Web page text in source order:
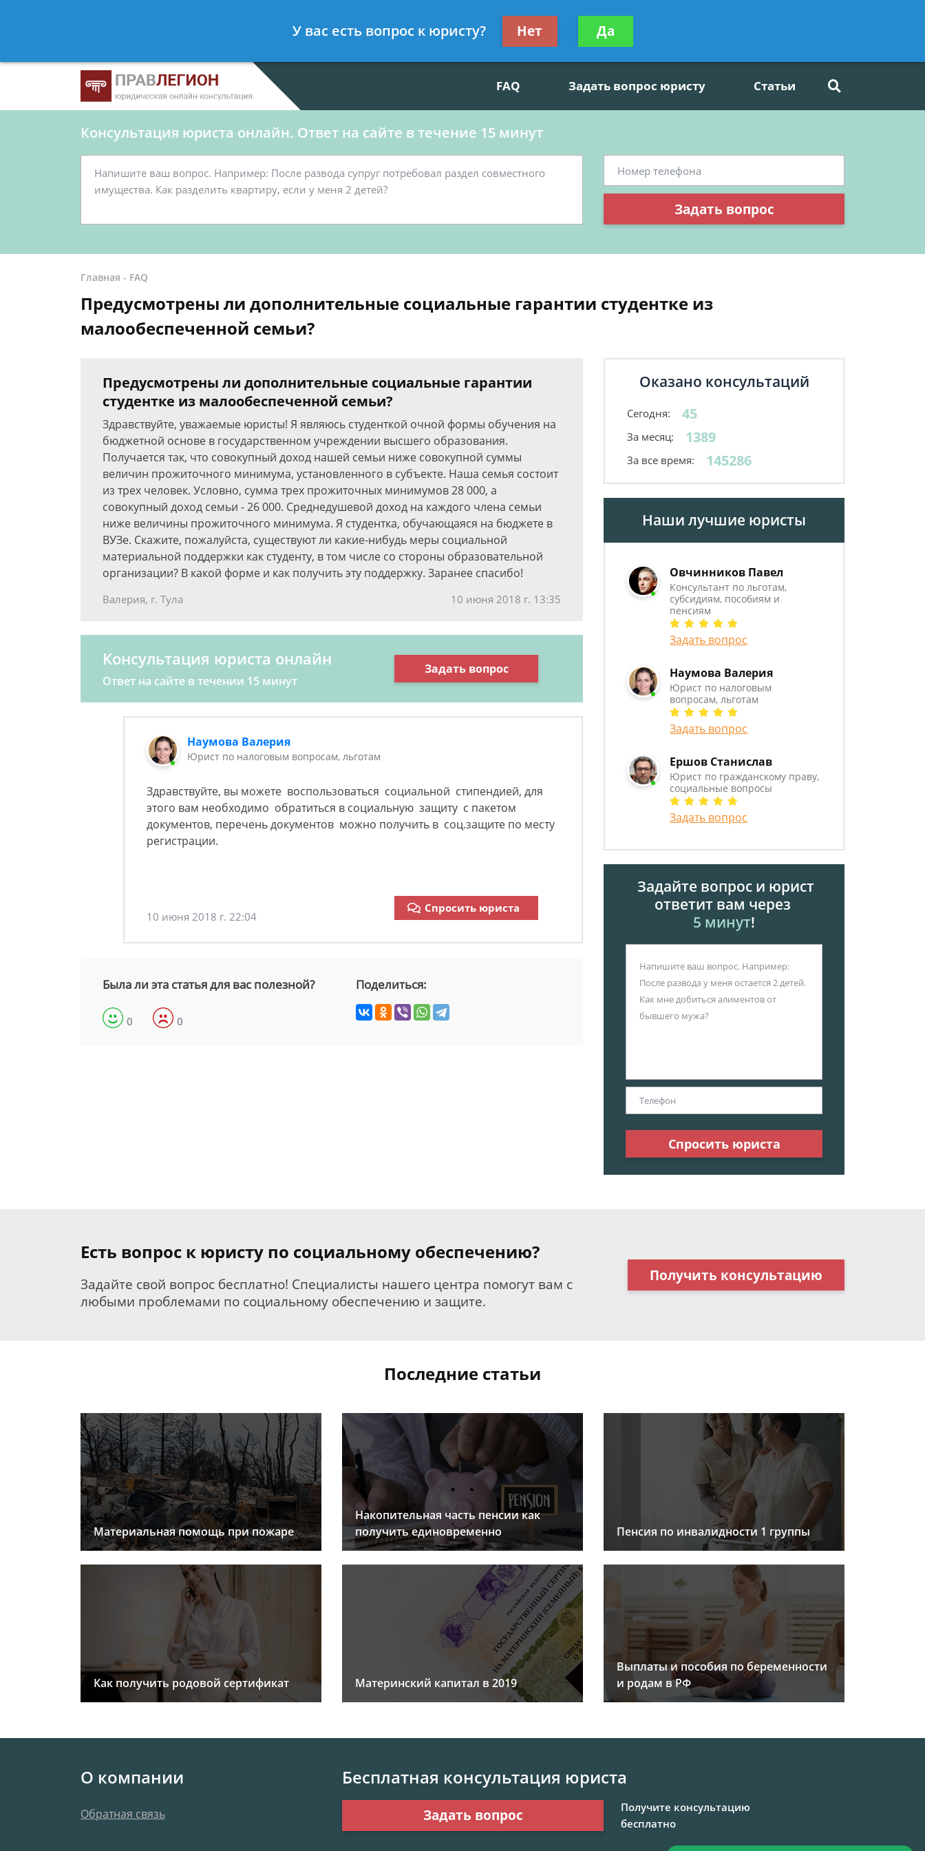
- Юрист по гражданскому праву, социальные вопросы
Получите консультацию
бесплатно
FAQ Задать вопрос юристу Статьи
Консультация юриста онлайн. Ответ на сайте в течение 15 минут
Задать вопрос
Главная - FAQ
Предусмотрены ли дополнительные социальные гарантии студентке из
малообеспеченной семьи?
Предусмотрены ли дополнительные социальные гарантии
студентке из малообеспеченной семьи?
Здравствуйте, уважаемые юристы! Я являюсь студенткой очной формы обучения на
бюджетной основе в государственном учреждении высшего образования.
Получается так, что совокупный доход нашей семьи ниже совокупной суммы
величин прожиточного минимума, установленного в субъекте. Наша семья состоит
из трех человек. Условно, сумма трех прожиточных минимумов 28 000, а
совокупный доход семьи - 26 000. Среднедушевой доход на каждого члена семьи
ниже величины прожиточного минимума. Я студентка, обучающаяся на бюджете в
ВУЗе. Скажите, пожалуйста, существуют ли какие-нибудь меры социальной
материальной поддержки как студенту, в том числе со стороны образовательной
организации? В какой форме и как получить эту поддержку. Заранее спасибо!
Валерия, г. Тула 10 июня 2018 г. 13:35
Консультация юриста онлайн
Ответ на сайте в течении 15 минут
Задать вопрос
Наумова Валерия
Юрист по налоговым вопросам, льготам
Здравствуйте, вы можете воспользоваться социальной стипендией, для
этого вам необходимо обратиться в социальную защиту с пакетом
документов, перечень документов можно получить в соц.защите по месту
регистрации.
10 июня 2018 г. 22:04
Спросить юриста
Была ли эта статья для вас полезной?
0 0
Поделиться:
Оказано консультаций
Сегодня: 45
За месяц: 1389
За все время: 145286
Наши лучшие юристы
Овчинников Павел
Консультант по льготам,
субсидиям, пособиям и
пенсиям
Задать вопрос
Наумова Валерия
Юрист по налоговым
вопросам, льготам
Задать вопрос
Ершов Станислав
Юрист по гражданскому праву,
социальные вопросы
Задать вопрос
Задайте вопрос и юрист
ответит вам через
5 минут!
Спросить юриста
Есть вопрос к юристу по социальному обеспечению?
Задайте свой вопрос бесплатно! Специалисты нашего центра помогут вам с
любыми проблемами по социальному обеспечению и защите.
Получить консультацию
Последние статьи
Материальная помощь при пожаре
Накопительная часть пенсии как
получить единовременно
Пенсия по инвалидности 1 группы
Как получить родовой сертификат Материнский капитал в 2019
Выплаты и пособия по беременности
и родам в РФ
О компании
Обратная связь
Бесплатная консультация юриста
Задать вопрос
Получите консультацию
бесплатно
У вас есть вопрос к юристу? Нет Да